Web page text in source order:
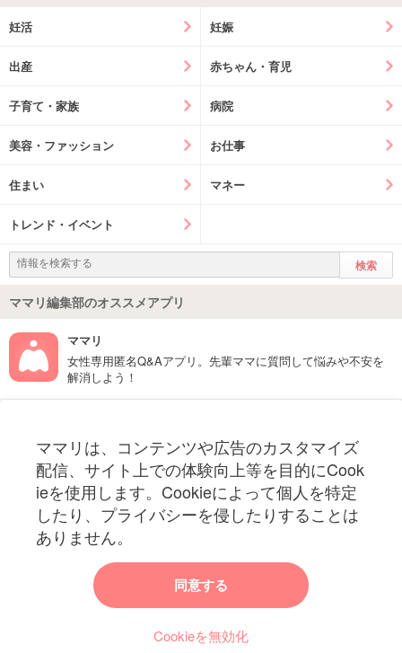
妊活 妊娠
出産 赤ちゃん・育児
子育て・家族 病院
美容・ファッション お仕事
住まい マネー
トレンド・イベント
ママリ編集部のオススメアプリ
ママリ
女性専用匿名Q&Aアプリ。先輩ママに質問して悩みや不安を
解消しよう！
ママリは、コンテンツや広告のカスタマイズ
配信、サイト上での体験向上等を目的にCook
ieを使用します。Cookieによって個人を特定
したり、プライバシーを侵したりすることは
ありません。
同意する
Cookieを無効化
妊娠〜子育て中のお役立ち情報を配信中
ママリからのお知らせ
今ママリで読みたい記事は何ですか？
ママリ編集部がみなさんのご意見をもとに記事を作成させていただきま